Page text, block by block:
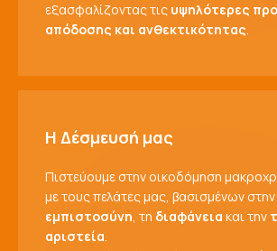
εξασφαλίζοντας τις υψηλότερες
απόδοσης και ανθεκτικότητας.
Η Δέσμευσή μας
Πιστεύουμε στην οικοδόμηση
με τους πελάτες μας, βασισμένων στην
εμπιστοσύνη, τη διαφάνεια και την
αριστεία.